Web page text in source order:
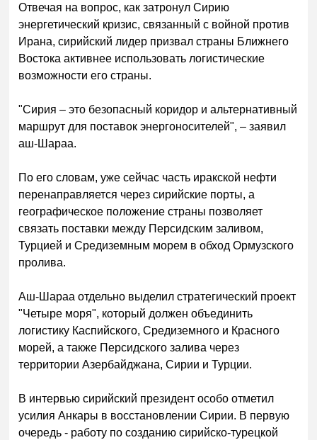
Отвечая на вопрос, как затронул Сирию
энергетический кризис, связанный с войной против
Ирана, сирийский лидер призвал страны Ближнего
Востока активнее использовать логистические
возможности его страны.
"Сирия – это безопасный коридор и альтернативный
маршрут для поставок энергоносителей", – заявил
аш-Шараа.
По его словам, уже сейчас часть иракской нефти
перенаправляется через сирийские порты, а
географическое положение страны позволяет
связать поставки между Персидским заливом,
Турцией и Средиземным морем в обход Ормузского
пролива.
Аш-Шараа отдельно выделил стратегический проект
"Четыре моря", который должен объединить
логистику Каспийского, Средиземного и Красного
морей, а также Персидского залива через
территории Азербайджана, Сирии и Турции.
В интервью сирийский президент особо отметил
усилия Анкары в восстановлении Сирии. В первую
очередь - работу по созданию сирийско-турецкой